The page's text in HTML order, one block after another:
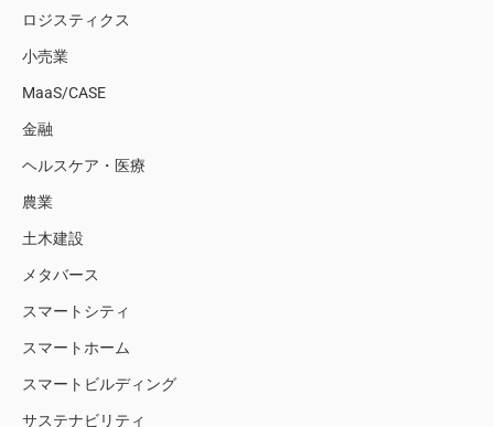
ロジスティクス
小売業
MaaS/CASE
金融
ヘルスケア・医療
農業
土木建設
メタバース
スマートシティ
スマートホーム
スマートビルディング
サステナビリティ